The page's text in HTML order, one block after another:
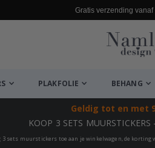
Gratis verzending vanaf
PLAKFOLIE BEHANG
Geldig tot en met
KOOP 3 SETS
3 sets muurstickers toe aan je winkelwagen, de